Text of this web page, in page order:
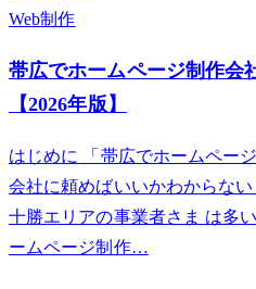
Web制作
帯広でホームページ制作会
【2026年版】
はじめに 「帯広でホームペー
会社に頼めばいいかわからな
十勝エリアの事業者さま は多
ームページ制作…